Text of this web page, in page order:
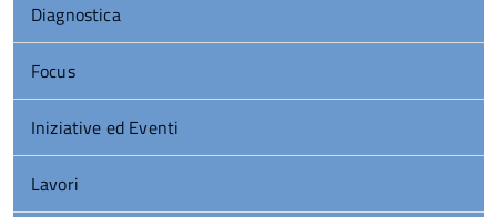
Diagnostica
Focus
Iniziative ed Eventi
Lavori